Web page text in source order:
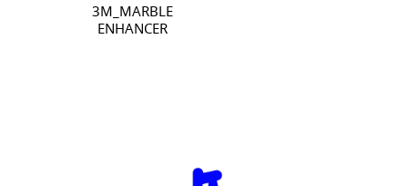
3M_MARBLE
ENHANCER